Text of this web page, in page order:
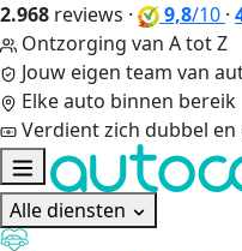
2.968 reviews · 9,8/10 ·
Ontzorging van A tot Z
Jouw eigen team van
Elke auto binnen bereik
Verdient zich dubbel
Alle diensten